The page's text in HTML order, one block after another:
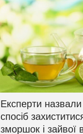
Експерти
спосіб
зморшок і зайвої